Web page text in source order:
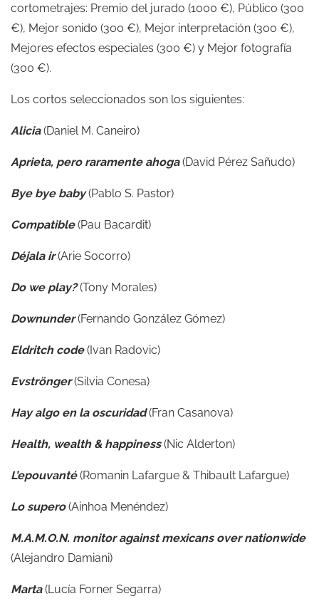
cortometrajes: Premio del jurado (1000 €), Público (300
€), Mejor sonido (300 €), Mejor interpretación (300 €),
Mejores efectos especiales (300 €) y Mejor fotografía
(300 €).
Los cortos seleccionados son los siguientes:
Alicia(Daniel M. Caneiro)
Aprieta, pero raramente ahoga(David Pérez Sañudo)
Bye bye baby(Pablo S. Pastor)
Compatible(Pau Bacardit)
Déjala ir(Arie Socorro)
Do we play?(Tony Morales)
Downunder(Fernando González Gómez)
Eldritch code(Ivan Radovic)
Evströnger(Silvia Conesa)
Hay algo en la oscuridad(Fran Casanova)
Health, wealth & happiness(Nic Alderton)
L’epouvanté(Romanin Lafargue & Thibault Lafargue)
Lo supero(Ainhoa Menéndez)
M.A.M.O.N. monitor against mexicans over nationwide
(Alejandro Damiani)
Marta(Lucía Forner Segarra)